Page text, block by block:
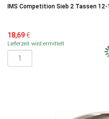
IMS Competition Sieb 2 Tassen 12-
18,69€
Lieferzeit wird ermittelt